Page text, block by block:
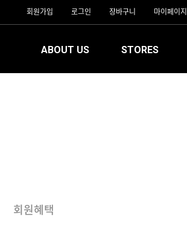
회원가입 로그인 장바구니 마이페이지
ABOUT US STORES
회원혜택